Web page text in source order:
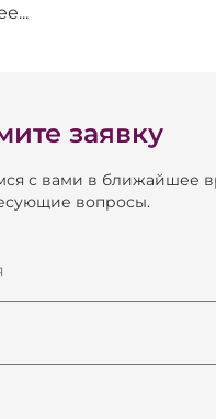
заявку
с вами в ближайшее
вопросы.